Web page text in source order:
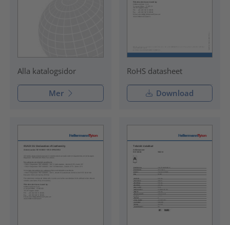
Alla katalogsidor
Mer
RoHS datasheet
Download